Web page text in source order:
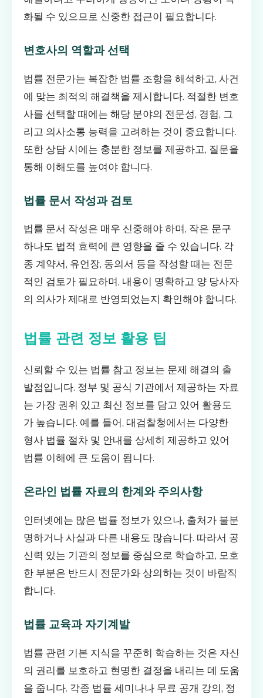
화될 수 있으므로 신중한 접근이 필요합니다.
변호사의 역할과 선택
법률 전문가는 복잡한 법률 조항을 해석하고, 사건
에 맞는 최적의 해결책을 제시합니다. 적절한 변호
사를 선택할 때에는 해당 분야의 전문성, 경험, 그
리고 의사소통 능력을 고려하는 것이 중요합니다.
또한 상담 시에는 충분한 정보를 제공하고, 질문을
통해 이해도를 높여야 합니다.
법률 문서 작성과 검토
법률 문서 작성은 매우 신중해야 하며, 작은 문구
하나도 법적 효력에 큰 영향을 줄 수 있습니다. 각
종 계약서, 유언장, 동의서 등을 작성할 때는 전문
적인 검토가 필요하며, 내용이 명확하고 양 당사자
의 의사가 제대로 반영되었는지 확인해야 합니다.
법률 관련 정보 활용 팁
신뢰할 수 있는 법률 참고 정보는 문제 해결의 출
발점입니다. 정부 및 공식 기관에서 제공하는 자료
는 가장 권위 있고 최신 정보를 담고 있어 활용도
가 높습니다. 예를 들어, 대검찰청에서는 다양한
형사 법률 절차 및 안내를 상세히 제공하고 있어
법률 이해에 큰 도움이 됩니다.
온라인 법률 자료의 한계와 주의사항
인터넷에는 많은 법률 정보가 있으나, 출처가 불분
명하거나 사실과 다른 내용도 많습니다. 따라서 공
신력 있는 기관의 정보를 중심으로 학습하고, 모호
한 부분은 반드시 전문가와 상의하는 것이 바람직
합니다.
법률 교육과 자기계발
법률 관련 기본 지식을 꾸준히 학습하는 것은 자신
의 권리를 보호하고 현명한 결정을 내리는 데 도움
을 줍니다. 각종 법률 세미나나 무료 공개 강의, 정